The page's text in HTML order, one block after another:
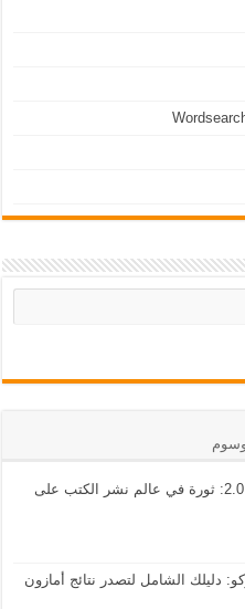
تحديثات بوك بولت 2.0: ثورة في عالم نشر الكتب على
دليلك الشامل لتصدر نتائج أمازون